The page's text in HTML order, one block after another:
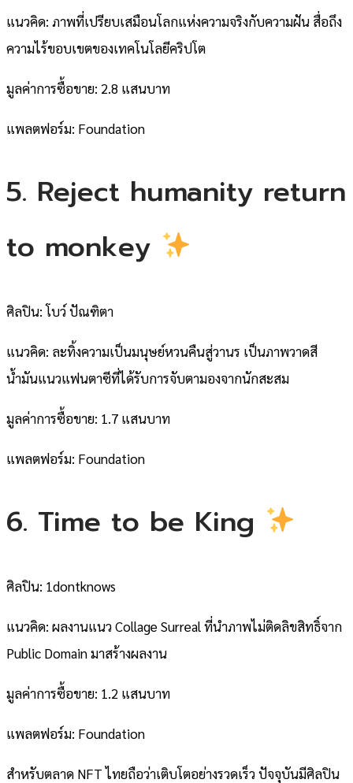
แนวคิด: ภาพที่เปรียบเสมือนโลกแห่งความจริงกับความฝัน สื่อถึง
ความไร้ขอบเขตของเทคโนโลยีคริปโต
มูลค่าการซื้อขาย: 2.8 แสนบาท
แพลตฟอร์ม: Foundation
5. Reject humanity return
to monkey
ศิลปิน: โบว์ ปัณฑิตา
แนวคิด: ละทิ้งความเป็นมนุษย์หวนคืนสู่วานร เป็นภาพวาดสี
น้ำมันแนวแฟนตาซีที่ได้รับการจับตามองจากนักสะสม
มูลค่าการซื้อขาย: 1.7 แสนบาท
แพลตฟอร์ม: Foundation
6. Time to be King
ศิลปิน: 1dontknows
แนวคิด: ผลงานแนว Collage Surreal ที่นำภาพไม่ติดลิขสิทธิ์จาก
Public Domain มาสร้างผลงาน
มูลค่าการซื้อขาย: 1.2 แสนบาท
แพลตฟอร์ม: Foundation
สำหรับตลาด NFT ไทยถือว่าเติบโตอย่างรวดเร็ว ปัจจุบันมีศิลปิน